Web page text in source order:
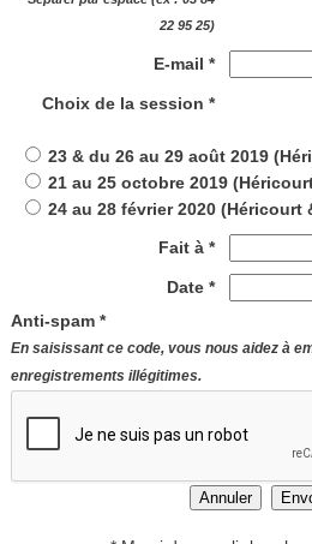
22 95 25)
E-mail *
Choix de la session *
23 & du 26 au 29 août 2019
21 au 25 octobre 2019
24 au 28 février 2020 (Héricourt
Fait à *
Date *
Anti-spam *
En saisissant ce code, vous nous aidez à
enregistrements illégitimes.